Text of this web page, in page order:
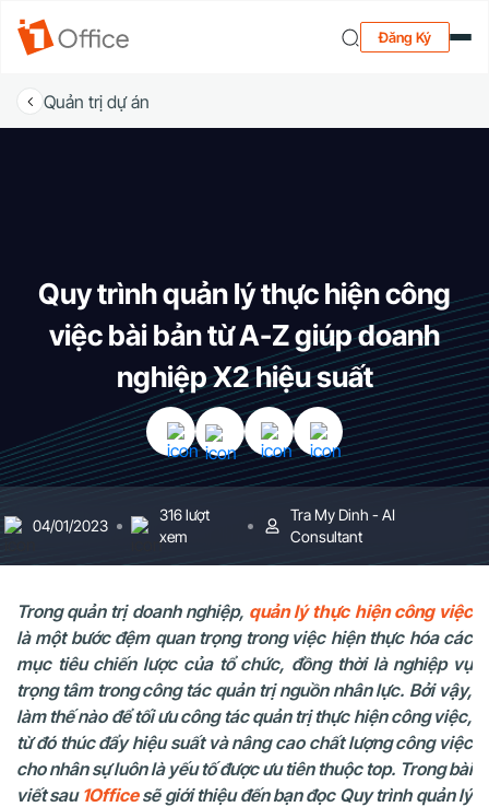
Đăng Ký
Quản trị dự án
Quy trình quản lý thực hiện công
việc bài bản từ A-Z giúp doanh
nghiệp X2 hiệu suất
04/01/2023
316 lượt
xem
Tra My Dinh - AI
Consultant
Trong quản trị doanh nghiệp, quản lý thực hiện công việc
là một bước đệm quan trọng trong việc hiện thực hóa các
mục tiêu chiến lược của tổ chức, đồng thời là nghiệp vụ
trọng tâm trong công tác quản trị nguồn nhân lực. Bởi vậy,
làm thế nào để tối ưu công tác quản trị thực hiện công việc,
từ đó thúc đẩy hiệu suất và nâng cao chất lượng công việc
cho nhân sự luôn là yếu tố được ưu tiên thuộc top. Trong bài
viết sau 1Officesẽ giới thiệu đến bạn đọc Quy trình quản lý